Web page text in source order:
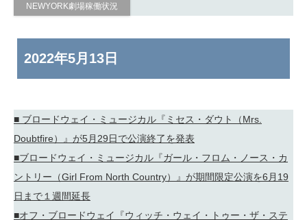
NEWYORK劇場稼働状況
2022年5月13日
■ ブロードウェイ・ミュージカル『ミセス・ダウト（Mrs.
Doubtfire）』が5月29日で公演終了を発表
■ブロードウェイ・ミュージカル『ガール・フロム・ノース・カ
ントリー（Girl From North Country）』が期間限定公演を6月19
日まで１週間延長
■オフ・ブロードウェイ『ウィッチ・ウェイ・トゥー・ザ・ステ